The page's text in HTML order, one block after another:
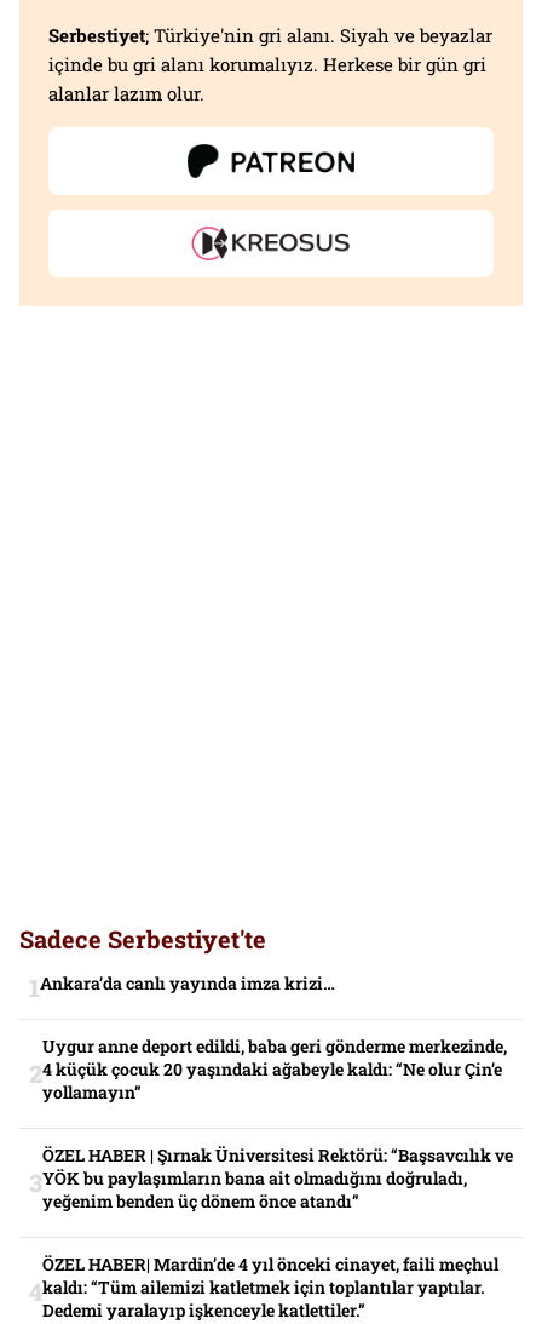
Serbestiyet; Türkiye'nin gri alanı. Siyah ve beyazlar
içinde bu gri alanı korumalıyız. Herkese bir gün gri
alanlar lazım olur.
Sadece Serbestiyet'te
Ankara’da canlı yayında imza krizi…
Uygur anne deport edildi, baba geri gönderme merkezinde,
4 küçük çocuk 20 yaşındaki ağabeyle kaldı: “Ne olur Çin’e
yollamayın”
ÖZEL HABER | Şırnak Üniversitesi Rektörü: “Başsavcılık ve
YÖK bu paylaşımların bana ait olmadığını doğruladı,
yeğenim benden üç dönem önce atandı”
ÖZEL HABER| Mardin’de 4 yıl önceki cinayet, faili meçhul
kaldı: “Tüm ailemizi katletmek için toplantılar yaptılar.
Dedemi yaralayıp işkenceyle katlettiler.”